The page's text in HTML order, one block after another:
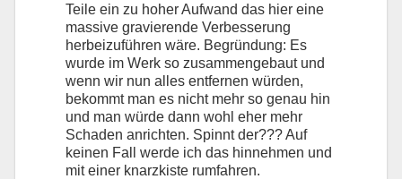
Teile ein zu hoher Aufwand das hier eine
massive gravierende Verbesserung
herbeizuführen wäre. Begründung: Es
wurde im Werk so zusammengebaut und
wenn wir nun alles entfernen würden,
bekommt man es nicht mehr so genau hin
und man würde dann wohl eher mehr
Schaden anrichten. Spinnt der??? Auf
keinen Fall werde ich das hinnehmen und
mit einer knarzkiste rumfahren.